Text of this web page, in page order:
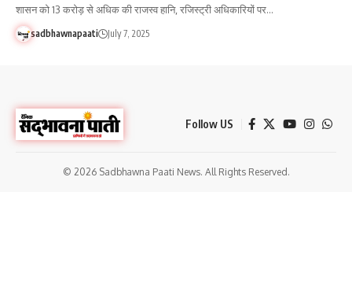
शासन को 13 करोड़ से अधिक की राजस्व हानि, रजिस्ट्री अधिकारियों पर…
sadbhawnapaati July 7, 2025
Follow US
© 2026 Sadbhawna Paati News. All Rights Reserved.